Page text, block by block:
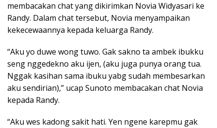
membacakan chat yang dikirimkan Novia Widyasari ke
Randy. Dalam chat tersebut, Novia menyampaikan
kekecewaannya kepada keluarga Randy.
“Aku yo duwe wong tuwo. Gak sakno ta ambek ibukku
seng nggedekno aku ijen, (aku juga punya orang tua.
Nggak kasihan sama ibuku yabg sudah membesarkan
aku sendirian),” ucap Sunoto membacakan chat Novia
kepada Randy.
“Aku wes kadong sakit hati. Yen ngene karepmu gak